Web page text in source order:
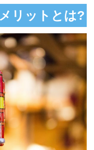
リットとは?